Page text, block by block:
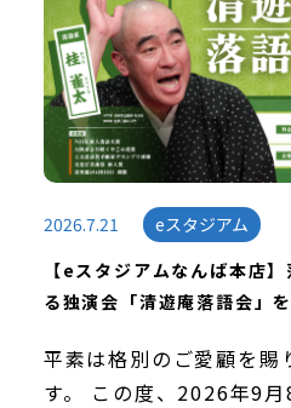
2026.7.21
eスタジアム
【eスタジアムなんば本店
る独演会「清遊庵落語会」
平素は格別のご愛顧を賜
す。 この度、2026年9